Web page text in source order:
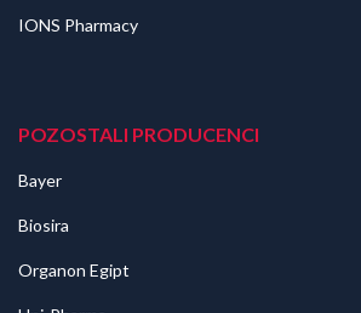
IONS Pharmacy
POZOSTALI PRODUCENCI
Bayer
Biosira
Organon Egipt